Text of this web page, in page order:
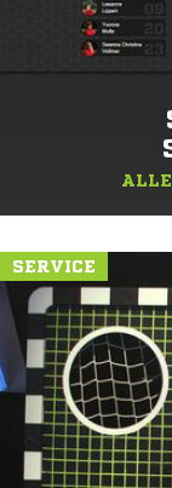
SERVICE